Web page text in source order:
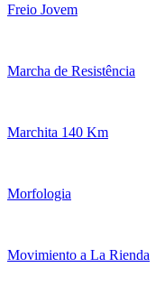
Freio Jovem
Marcha de Resistência
Marchita 140 Km
Morfologia
Movimiento a La Rienda